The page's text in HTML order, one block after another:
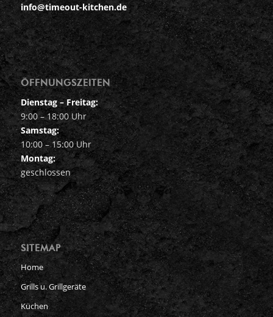
info@timeout-kitchen.de
ÖFFNUNGSZEITEN
Dienstag – Freitag:
9:00 – 18:00 Uhr
Samstag:
10:00 – 15:00 Uhr
Montag:
geschlossen
SITEMAP
Home
Grills u. Grillgeräte
Küchen